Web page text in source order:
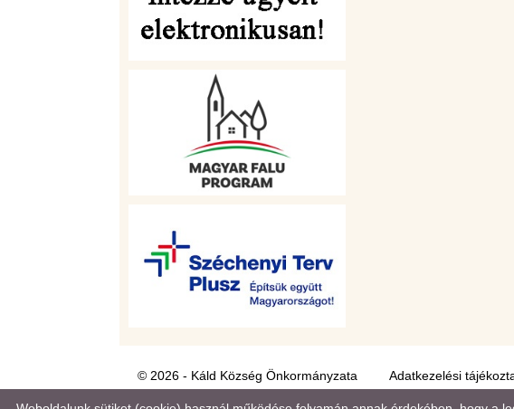
© 2026 - Káld Község Önkormányzata Adatkezelési